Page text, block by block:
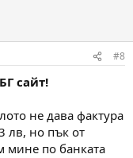
#8
сайт!
не дава фактура
лв, но пък от
мине по банката